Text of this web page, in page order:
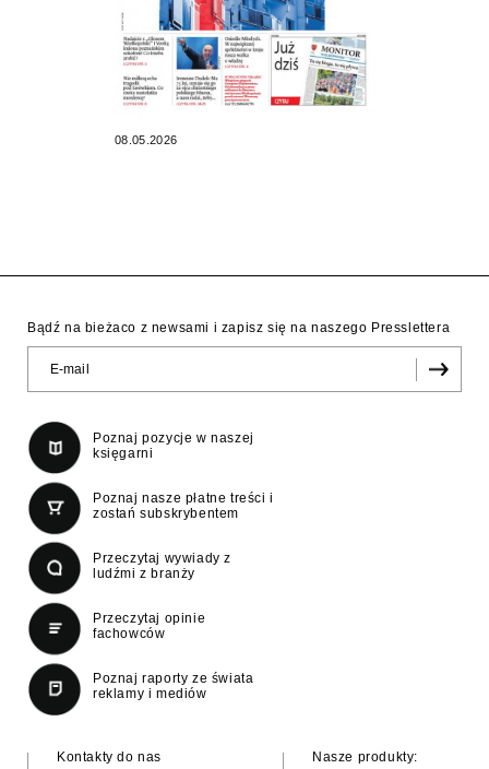
08.05.2026
Bądź na bieżaco z newsami i zapisz się na naszego Presslettera
Poznaj pozycje w naszej
księgarni
Poznaj nasze płatne treści i
zostań subskrybentem
Przeczytaj wywiady z
ludźmi z branży
Przeczytaj opinie
fachowców
Poznaj raporty ze świata
reklamy i mediów
Kontakty do nas
Nasze produkty: